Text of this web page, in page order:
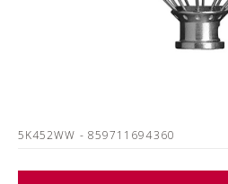
5K452WW - 859711694360